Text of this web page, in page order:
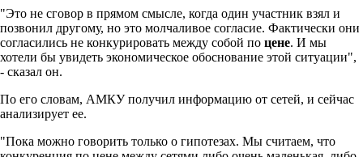
"Это не сговор в прямом смысле, когда один участник взял и
позвонил другому, но это молчаливое согласие. Фактически они
согласились не конкурировать между собой по цене. И мы
хотели бы увидеть экономическое обоснование этой ситуации",
- сказал он.
По его словам, АМКУ получил информацию от сетей, и сейчас
анализирует ее.
"Пока можно говорить только о гипотезах. Мы считаем, что